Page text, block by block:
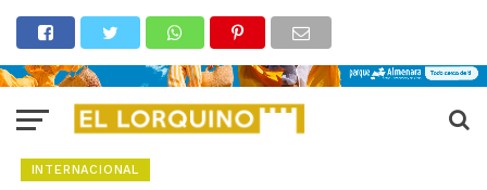
INTERNACIONAL